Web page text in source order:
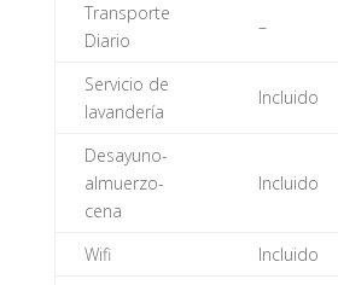
Transporte
Diario
–
Servicio de
lavandería
Incluido
Desayuno-
almuerzo-
cena
Incluido
Wifi Incluido